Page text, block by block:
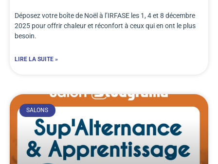
Déposez votre boîte de Noël à l’IRFASE les 1, 4 et 8 décembre
2025 pour offrir chaleur et réconfort à ceux qui en ont le plus
besoin.
LIRE LA SUITE »
SALONS